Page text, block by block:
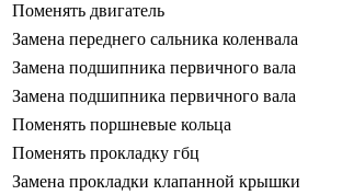
Поменять двигатель
Замена переднего сальника коленвала
Замена подшипника первичного вала
Замена подшипника первичного вала
Поменять поршневые кольца
Поменять прокладку гбц
Замена прокладки клапанной крышки